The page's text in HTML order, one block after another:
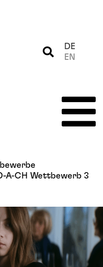
DE
EN
A-CH Wettbewerb 3